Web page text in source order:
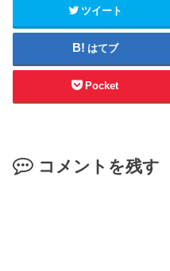
ツイート
はてブ
Pocket
コメントを残す